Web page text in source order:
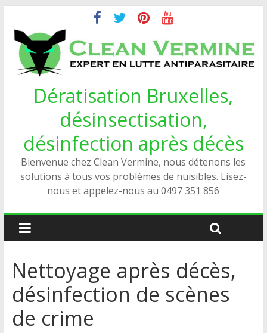
Dératisation Bruxelles,
désinsectisation,
désinfection après décès
Bienvenue chez Clean Vermine, nous détenons les
solutions à tous vos problèmes de nuisibles. Lisez-
nous et appelez-nous au 0497 351 856
Nettoyage après décès,
désinfection de scènes
de crime